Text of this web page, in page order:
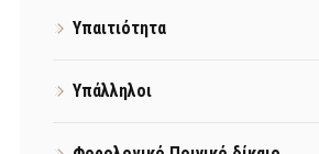
Υπαιτιότητα
Υπάλληλοι